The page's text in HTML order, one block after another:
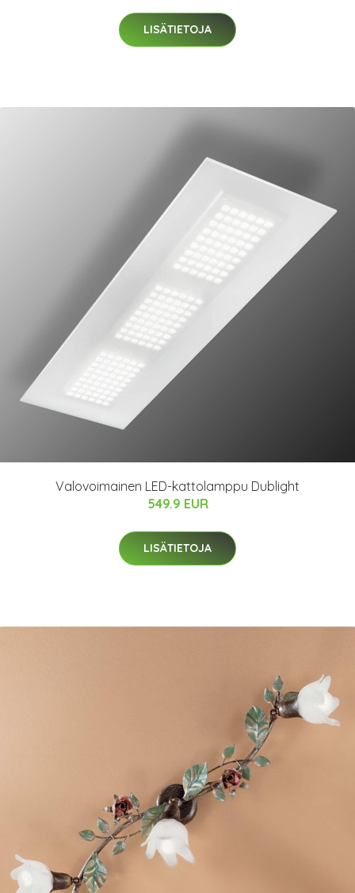
LISÄTIETOJA
Valovoimainen LED-kattolamppu Dublight
549.9 EUR
LISÄTIETOJA